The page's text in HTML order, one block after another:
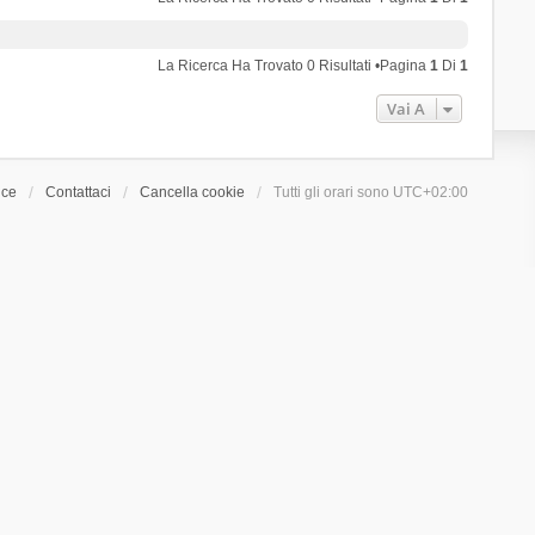
La Ricerca Ha Trovato 0 Risultati •Pagina1 Di1
Vai A
Contattaci Cancella cookie Tutti gli orari sono UTC+02:00